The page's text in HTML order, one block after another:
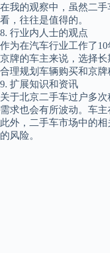
在我的观察中，虽然二
看，往往是值得的。
8. 行业内人士的观点
作为在汽车行业工作了
京牌的车主来说，选择
合理规划车辆购买和京
9. 扩展知识和资讯
关于北京二手车过户多
需求也会有所波动。车
此外，二手车市场中的
的风险。